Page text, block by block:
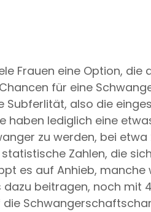
Frauen eine Option,
für eine
also die
haben lediglich eine
zu werden, bei
Zahlen, die
es auf Anhieb,
beitragen, noch